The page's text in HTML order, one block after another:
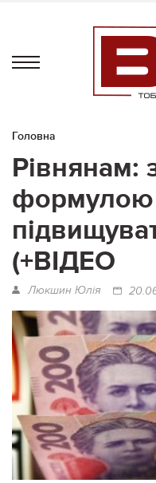
Головна
Рівнянам:
формулою
(+ВІДЕО
Люкшин Юлія